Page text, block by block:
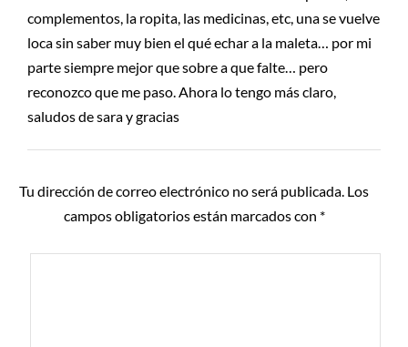
complementos, la ropita, las medicinas, etc, una se vuelve
loca sin saber muy bien el qué echar a la maleta… por mi
parte siempre mejor que sobre a que falte… pero
reconozco que me paso. Ahora lo tengo más claro,
saludos de sara y gracias
Tu dirección de correo electrónico no será publicada. Los
campos obligatorios están marcados con *